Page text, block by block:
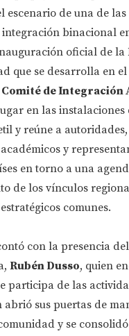
escenario de una de
integración binacional
oficial de la
que se desarrolla en
de Integración
en las instalaciones
y reúne a
y
en torno a una
de los vínculos
comunes.
con la presencia
Rubén Dusso, quien
participa de las
abrió sus puertas de
y se